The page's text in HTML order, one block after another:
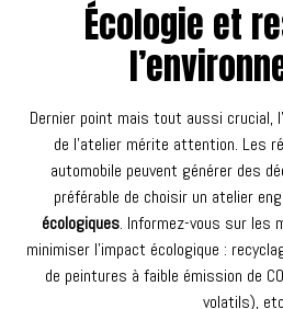
Écologie et
Dernier point mais tout aussi crucial,
de l’atelier mérite attention. Les
automobile peuvent générer des
préférable de choisir un atelier
écologiques. Informez-vous sur les
minimiser l’impact écologique :
de peintures à faible émission de
volatils),